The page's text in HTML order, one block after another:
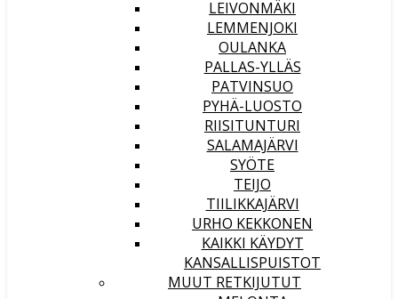
LEIVONMÄKI
LEMMENJOKI
OULANKA
PALLAS-YLLÄS
PATVINSUO
PYHÄ-LUOSTO
RIISITUNTURI
SALAMAJÄRVI
SYÖTE
TEIJO
TIILIKKAJÄRVI
URHO KEKKONEN
KAIKKI KÄYDYT
KANSALLISPUISTOT
MUUT RETKIJUTUT